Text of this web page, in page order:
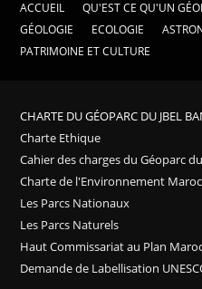
ACCUEIL QU'EST CE QU'UN
GÉOLOGIE
ECOLOGIE
PATRIMOINE ET CULTURE
CHARTE DU GÉOPARC DU JBEL
Charte Ethique
Cahier des charges du Géoparc
Charte de l'Environnement Maroc
Les Parcs Nationaux
Les Parcs Naturels
Haut Commissariat au Plan
Demande de Labellisation